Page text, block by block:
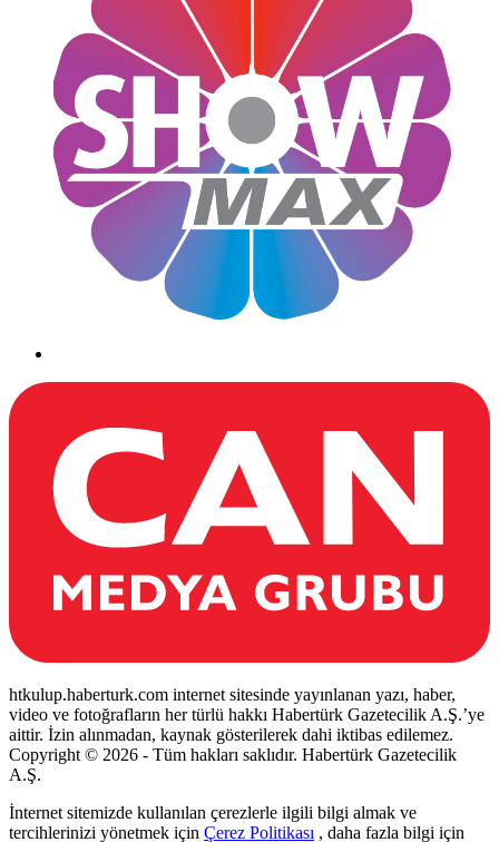
htkulup.haberturk.com internet sitesinde yayınlanan yazı, haber,
video ve fotoğrafların her türlü hakkı Habertürk Gazetecilik A.Ş.’ye
aittir. İzin alınmadan, kaynak gösterilerek dahi iktibas edilemez.
Copyright © 2026 - Tüm hakları saklıdır. Habertürk Gazetecilik
A.Ş.
İnternet sitemizde kullanılan çerezlerle ilgili bilgi almak ve
tercihlerinizi yönetmek için Çerez Politikası , daha fazla bilgi için